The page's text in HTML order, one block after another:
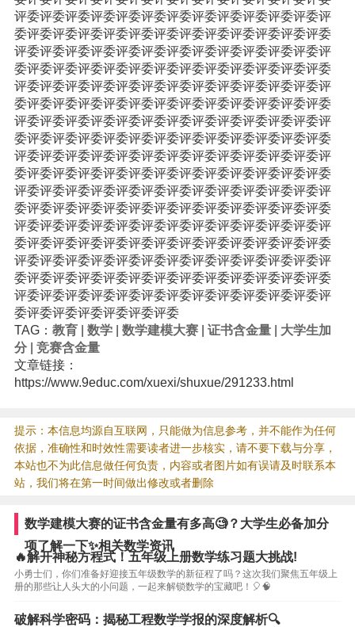
评委评委评委评委评委评委评委评委评委评委评委评委评
委评委评委评委评委评委评委评委评委评委评委评委评委
评委评委评委评委评委评委评委评委评委评委评委评委评
委评委评委评委评委评委评委评委评委评委评委评委评委
评委评委评委评委评委评委评委评委评委评委评委评委评
委评委评委评委评委评委评委评委评委评委评委评委评委
评委评委评委评委评委评委评委评委评委评委评委评委评
委评委评委评委评委评委评委评委评委评委评委评委评委
评委评委评委评委评委评委评委评委评委评委评委评委评
委评委评委评委评委评委评委评委评委评委评委评委评委
评委评委评委评委评委评委评委评委评委评委评委评委评
委评委评委评委评委评委评委评委评委评委评委评委评委
评委评委评委评委评委评委评委评委评委评委评委评委评
委评委评委评委评委评委评委评委评委评委评委评委评委
评委评委评委评委评委评委评委评委评委评委评委评委评
委评委评委评委评委评委评委评委评委评委评委评委评委
评委评委评委评委评委评委评委评委评委评委评委评委评
委评委评委评委评委评委评委
TAG： 教育| 数学| 数学建模大赛| 证书含金量| 大学生加
分| 竞赛含金量
文章链接：
https://www.9educ.com/xuexi/shuxue/291233.html
提示：本信息均源自互联网，只能做为信息参考，并不能作为任何
依据，准确性和时效性需要读者进一步核实，请不要下载与分享，
本站也不为此信息做任何负责，内容或者图片如有误请及时联系本
站，我们将在第一时间做出修改或者删除
数学建模大赛的证书含金量有多高🧐？大学生必备加分
项了解一下✨相关数学资讯
🔥解开神秘方程式！五年级上册数学练习题大挑战!
小勇士们，你们准备好迎接五年级数学的新征程了吗？这次我们聚焦五年级上
册的那些让人头大的小问题，一起来解锁数学的宝藏吧！🎈🧠
破解科学密码：揭秘工程数学学报的深度解析🔍